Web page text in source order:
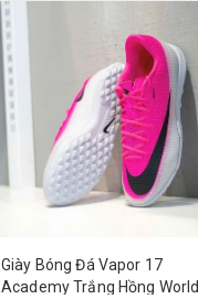
Giày Bóng Đá Vapor 17
Academy Trắng Hồng World